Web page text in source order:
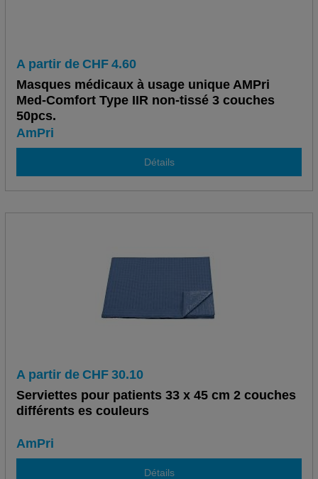
A partir de CHF 4.60
Masques médicaux à usage unique AMPri
Med-Comfort Type IIR non-tissé 3 couches
50pcs.
AmPri
Détails
A partir de CHF 30.10
Serviettes pour patients 33 x 45 cm 2 couches
différents es couleurs
AmPri
Détails